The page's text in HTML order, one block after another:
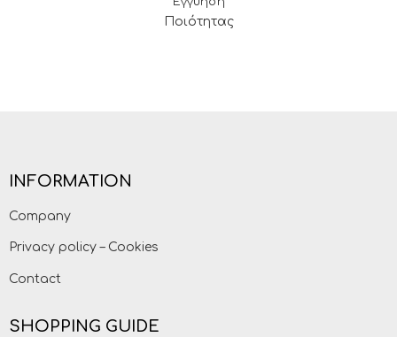
Ποιότητας
INFORMATION
Company
Privacy policy – Cookies
Contact
SHOPPING GUIDE